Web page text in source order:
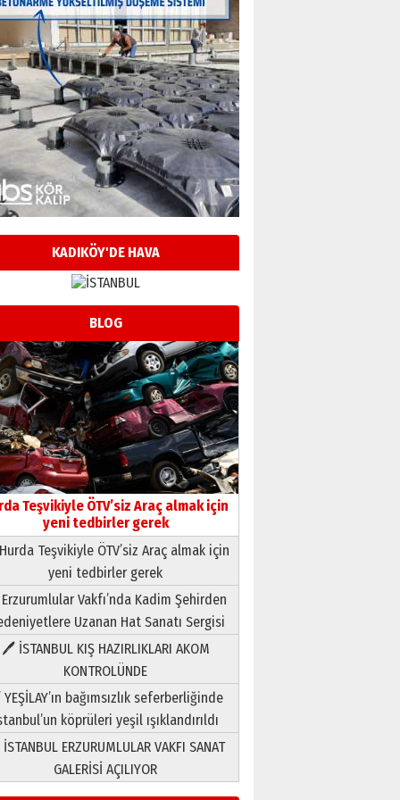
KADIKÖY'DE HAVA
BLOG
Teşvikiyle ÖTV’siz Araç almak için
yeni tedbirler gerek
Teşvikiyle ÖTV’siz Araç almak için
yeni tedbirler gerek
Vakfı’nda Kadim Şehirden
Uzanan Hat Sanatı Sergisi
🖊 İSTANBUL KIŞ HAZIRLIKLARI AKOM
KONTROLÜNDE
bağımsızlık seferberliğinde
köprüleri yeşil ışıklandırıldı
ERZURUMLULAR VAKFI SANAT
GALERİSİ AÇILIYOR
Neşat YALÇIN
Paranın Aile Kültüründeki Yeri
03 Ağustos 2026 Pazartesi
Yıldırım Gündoğdu
HAVVA’NIN ÜÇ KIZI
09 Temmuz 2026 Perşembe
Yusuf POLAT
Şampiyonluk Sebahattin
Şirin’e yazar